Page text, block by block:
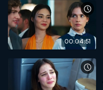
00:04:51